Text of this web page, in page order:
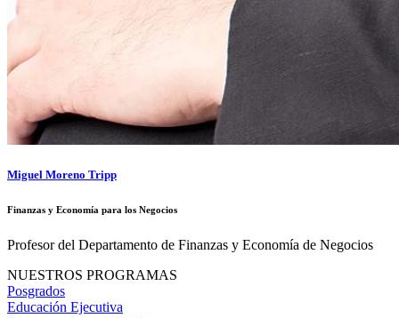
Miguel Moreno Tripp
Finanzas y Economía para los Negocios
Profesor del Departamento de Finanzas y Economía de Negocios
NUESTROS PROGRAMAS
Posgrados
Educación Ejecutiva